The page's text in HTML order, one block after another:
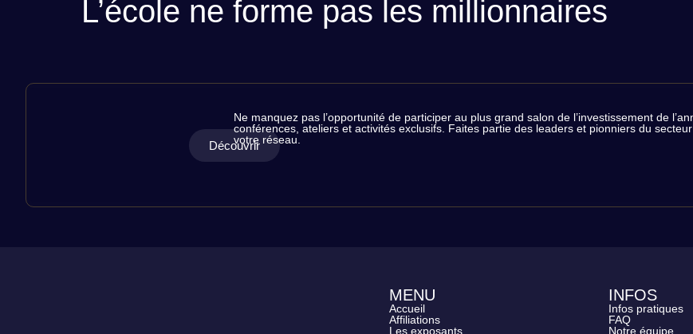
L’école ne forme pas les millionnaires
Découvrir
Ne manquez pas l’opportunité de participer au plus grand salon de l’investissement de
conférences, ateliers et activités exclusifs. Faites partie des leaders et pionniers du
votre réseau.
MENU
Accueil
Affiliations
Les exposants
INFOS
Infos pratiques
FAQ
Notre équipe